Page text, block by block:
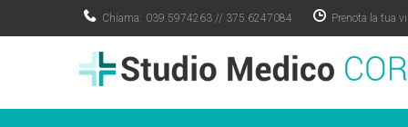
Chiama: 039.5974263// 375.6247084 Prenota la tua